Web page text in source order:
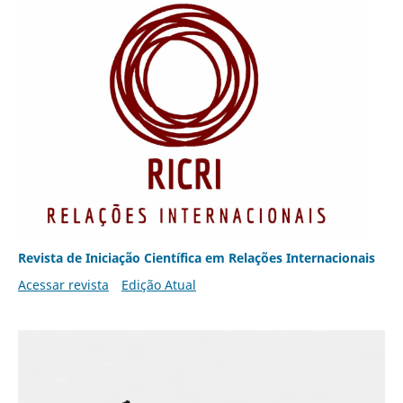
Revista de Iniciação Científica em Relações Internacionais
Acessar revista
Edição Atual